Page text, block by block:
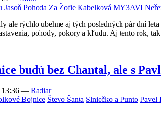
Jasoň Pohoda Za Žofie Kabelková MY3AVI
ale rýchlo ubehne aj tých posledných pár dní
pohody, pokory a kľudu. Aj tento rok,
budú bez Chantal, ale s
13:36 — Radiar
Bojnice Števo Šanta Slniečko a Punto Pavel